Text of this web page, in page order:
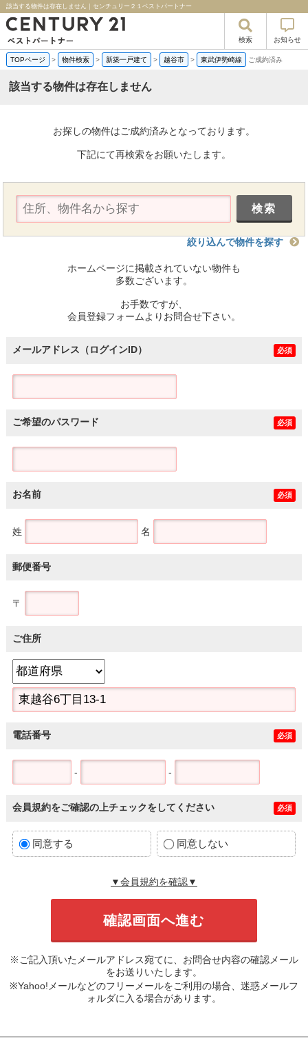
該当する物件は存在しません｜センチュリー２１ベストパートナー
検索 お知らせ
TOPページ > 物件検索 > 新築一戸建て > 越谷市 > 東武伊勢崎線 ご成約済み
該当する物件は存在しません
お探しの物件はご成約済みとなっております。
下記にて再検索をお願いたします。
絞り込んで物件を探す
ホームページに掲載されていない物件も
多数ございます。
お手数ですが、
会員登録フォームよりお問合せ下さい。
メールアドレス（ログインID） 必須
ご希望のパスワード 必須
お名前 必須
姓 名
郵便番号
〒
ご住所
電話番号 必須
- -
会員規約をご確認の上チェックをしてください 必須
同意する 同意しない
▼会員規約を確認▼
※ご記入頂いたメールアドレス宛てに、お問合せ内容の確認メール
をお送りいたします。
※Yahoo!メールなどのフリーメールをご利用の場合、迷惑メールフ
ォルダに入る場合があります。